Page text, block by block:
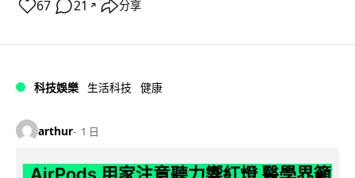
67 21 ↗ 分享
科技娛樂 生活科技 健康
arthur 1 日